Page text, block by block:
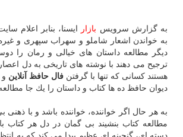
به گزارش سرویس بازار
ایسنا، بنابر اعلام
به خواندن اشعار شاملو و سهراب سپهری و غیره
دیگر مطالعه داستان های خیالی و رمان را
ترجیح می دهند با نوشته های تاریخی به دل
هستند كسانی كه تنها با گرفتن فال حافظ آنلاین و
دیوان حافظ ده ها كتاب و داستان را یك جا
به هر حال اگر خواننده، خواننده باشد و با ذهنی
مطالعه كتاب بنشیند بی گمان در دل هر كتاب